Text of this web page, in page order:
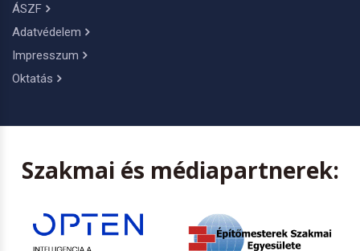
ÁSZF
Adatvédelem
Impresszum
Oktatás
Szakmai és médiapartnerek: